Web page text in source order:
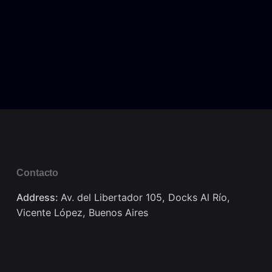
Contacto
Address:Av. del Libertador 105, Docks Al Río,
Vicente López, Buenos Aires